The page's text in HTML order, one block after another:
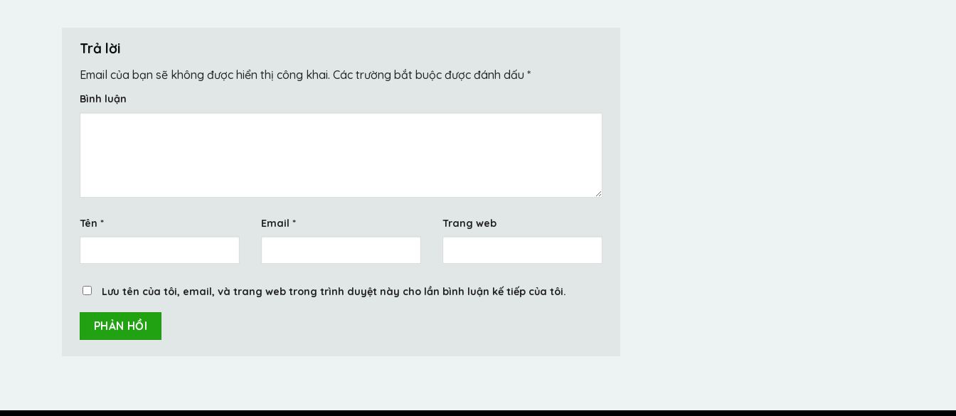
Trả lời
Email của bạn sẽ không được hiển thị công khai. Các trường bắt buộc được đánh dấu *
Bình luận
Tên * Email * Trang web
Lưu tên của tôi, email, và trang web trong trình duyệt này cho lần bình luận kế tiếp của tôi.